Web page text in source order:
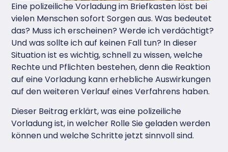
Eine polizeiliche Vorladung im Briefkasten löst bei
vielen Menschen sofort Sorgen aus. Was bedeutet
das? Muss ich erscheinen? Werde ich verdächtigt?
Und was sollte ich auf keinen Fall tun? In dieser
Situation ist es wichtig, schnell zu wissen, welche
Rechte und Pflichten bestehen, denn die Reaktion
auf eine Vorladung kann erhebliche Auswirkungen
auf den weiteren Verlauf eines Verfahrens haben.
Dieser Beitrag erklärt, was eine polizeiliche
Vorladung ist, in welcher Rolle Sie geladen werden
können und welche Schritte jetzt sinnvoll sind.